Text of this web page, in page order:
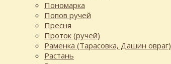
Пономарка
Попов ручей
Пресня
Проток (ручей)
Раменка (Тарасовка, Дашин овраг)
Растань